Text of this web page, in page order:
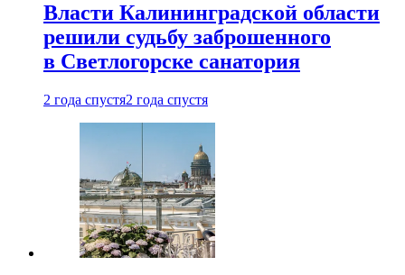
Власти Калининградской области
решили судьбу заброшенного
в Светлогорске санатория
2 года спустя2 года спустя